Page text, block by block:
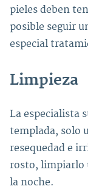
pieles deben
posible seguir
especial
Limpieza
La especialista
templada, solo
resequedad e
rosto, limpiarlo
la noche.